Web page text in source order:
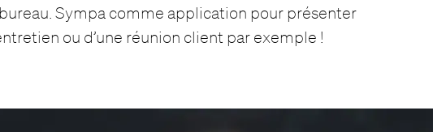
Sympa comme application pour présenter
ou d’une réunion client par exemple !